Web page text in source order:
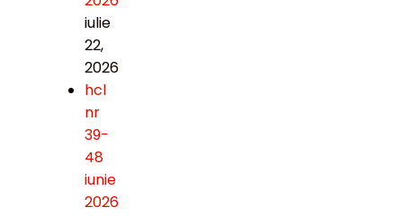
iulie
22,
2026
hcl
nr
39-
48
iunie
2026